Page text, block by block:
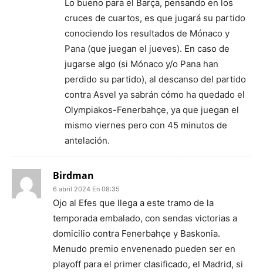
Lo bueno para el Barça, pensando en los
cruces de cuartos, es que jugará su partido
conociendo los resultados de Mónaco y
Pana (que juegan el jueves). En caso de
jugarse algo (si Mónaco y/o Pana han
perdido su partido), al descanso del partido
contra Asvel ya sabrán cómo ha quedado el
Olympiakos-Fenerbahçe, ya que juegan el
mismo viernes pero con 45 minutos de
antelación.
Birdman
6 abril 2024 En 08:35
Ojo al Efes que llega a este tramo de la
temporada embalado, con sendas victorias a
domicilio contra Fenerbahçe y Baskonia.
Menudo premio envenenado pueden ser en
playoff para el primer clasificado, el Madrid, si